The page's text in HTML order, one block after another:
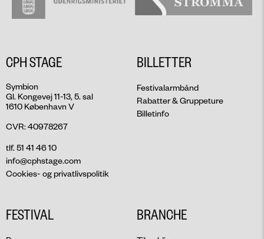
CPH STAGE
Symbion
Gl. Kongevej 11-13, 5. sal
1610 København V
CVR: 40978267
tlf. 51 41 46 10
info@cphstage.com
Cookies- og privatlivspolitik
BILLETTER
Festivalarmbånd
Rabatter & Gruppeture
Billetinfo
FESTIVAL BRANCHE